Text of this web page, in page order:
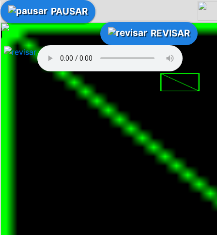
PAUSAR
REVISAR